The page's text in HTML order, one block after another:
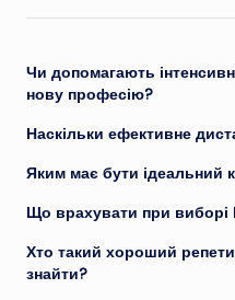
Чи допомагають
нову професію?
Наскільки ефективне
Яким має бути ідеальний
Що врахувати при виборі
Хто такий хороший
знайти?